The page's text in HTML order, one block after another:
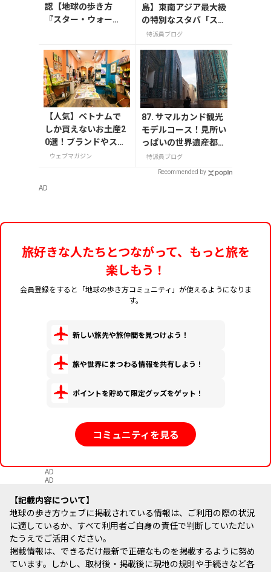
認【地球の歩き方
『スター・ウォー
ログラム仕様の特製
リバーシブル帯付き
島】東南アジア最大級
の特別なスタバ「スタ
ーバックスリザーブⓇ
特派員ブログ
【人気】ベトナムで
しか買えないお土産2
0選！ブランドやスー
パーのお菓子や雑貨
ウェブマガジン
87. サマルカンド観光
モデルコース！見所い
っぱいの世界遺産都市
を満喫するおすすめプ
ラン紹介
特派員ブログ
Recommended by
AD
旅好きな人たちとつながって、もっと旅を
楽しもう！
会員登録をすると「地球の歩き方コミュニティ」が使えるようになりま
す。
新しい旅先や旅仲間を見つけよう！
旅や世界にまつわる情報を共有しよう！
ポイントを貯めて限定グッズをゲット！
コミュニティを見る
AD
AD
記載内容について
地球の歩き方ウェブに掲載されている情報は、ご利用の際の状況
に適しているか、すべて利用者ご自身の責任で判断していただい
たうえでご活用ください。
掲載情報は、できるだけ最新で正確なものを掲載するように努め
ています。しかし、取材後・掲載後に現地の規則や手続きなど各